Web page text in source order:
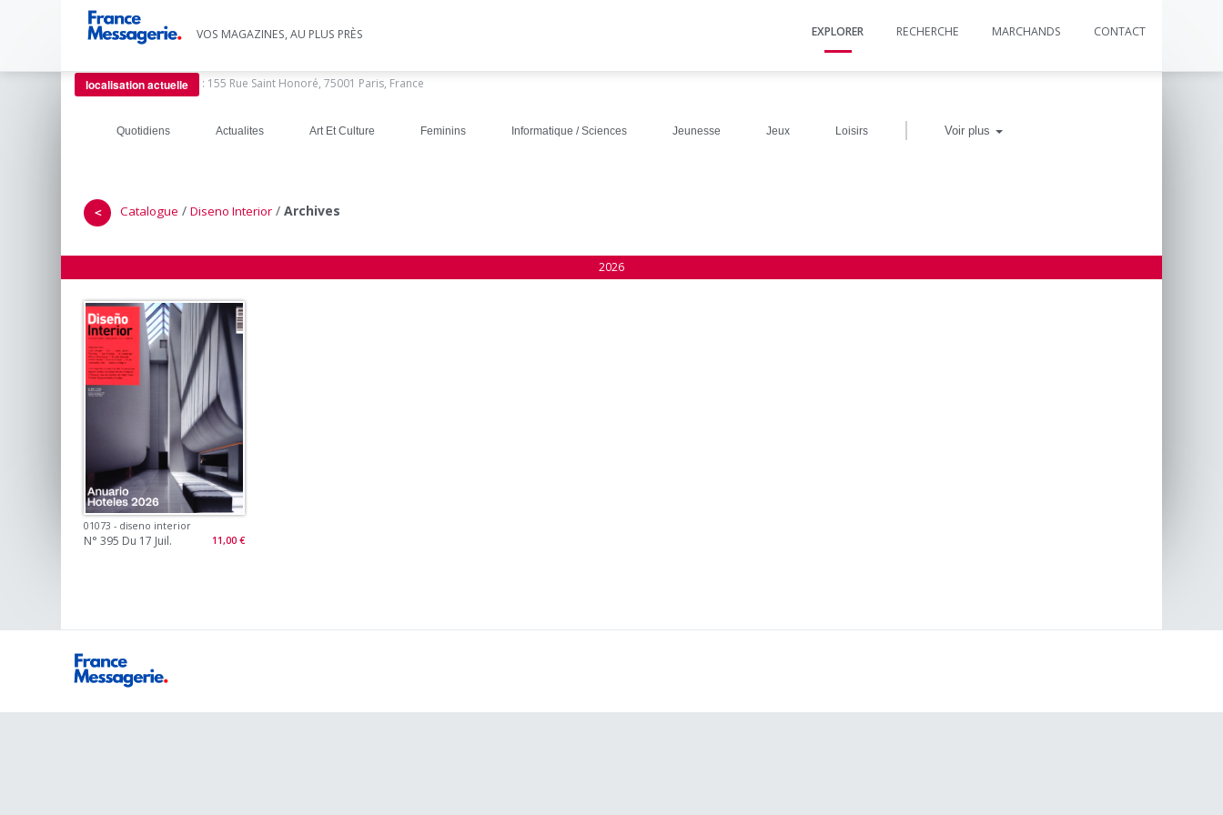
VOS MAGAZINES, AU PLUS PRÈS EXPLORER RECHERCHE MARCHANDS CONTACT
localisation actuelle : 155 Rue Saint Honoré, 75001 Paris, France
Quotidiens Actualites Art Et Culture Feminins Informatique / Sciences Jeunesse Jeux Loisirs | Voir plus
＜ Catalogue / Diseno Interior / Archives
2026
01073 - diseno interior
N° 395 Du 17 Juil. 11,00 €